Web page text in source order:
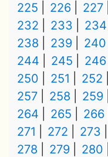
225
226 227
232
233 234
238
239 240
244
245 246
250
251 252
257
258 259
264
265 266
271
272 273
278
279 280